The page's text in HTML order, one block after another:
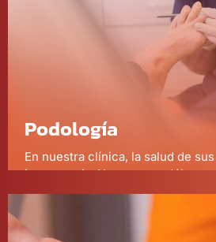
Podología
En nuestra clínica, la salud de
importancia. Nuestros podólogos
cualificados utilizan las técnicas
tratar una variedad de
juanetes hasta fascitis plantar